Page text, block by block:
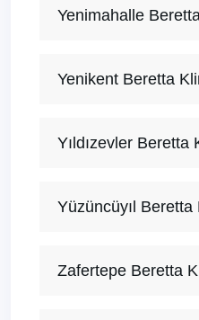
Yenimahalle
Yenikent Beretta
Yıldızevler Beretta
Yüzüncüyıl
Zafertepe Beretta